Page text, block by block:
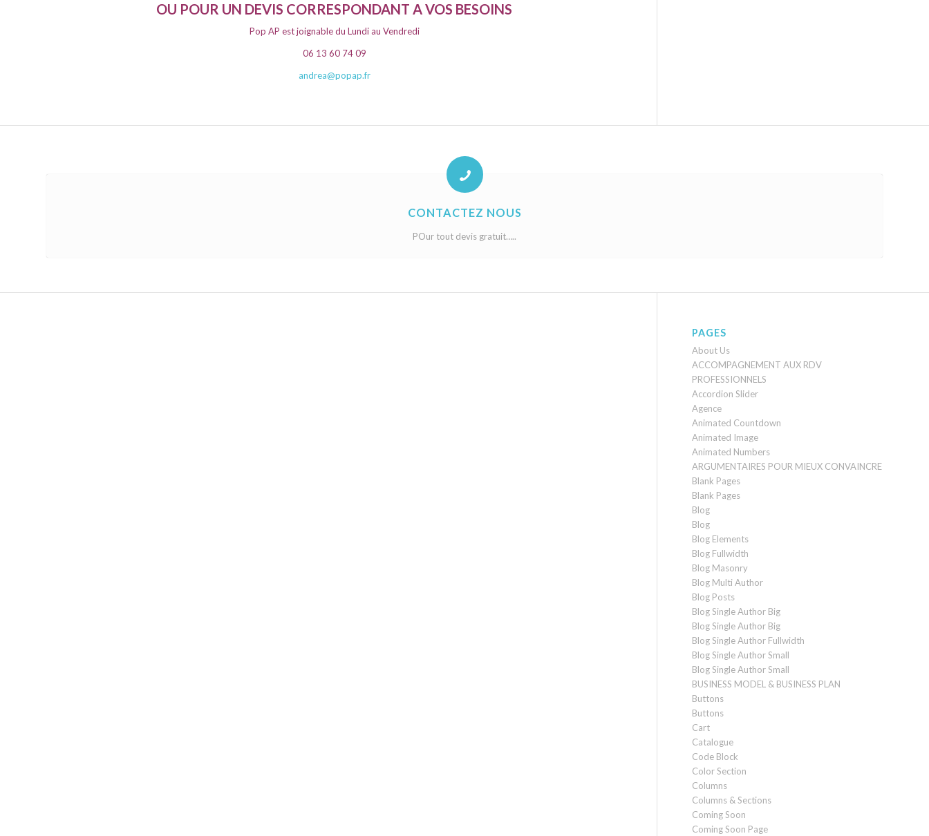
OU POUR UN DEVIS CORRESPONDANT A VOS BESOINS
Pop AP est joignable du Lundi au Vendredi
06 13 60 74 09
andrea@popap.fr
CONTACTEZ NOUS
POur tout devis gratuit…..
PAGES
About Us
ACCOMPAGNEMENT AUX RDV
PROFESSIONNELS
Accordion Slider
Agence
Animated Countdown
Animated Image
Animated Numbers
ARGUMENTAIRES POUR MIEUX CONVAINCRE
Blank Pages
Blank Pages
Blog
Blog
Blog Elements
Blog Fullwidth
Blog Masonry
Blog Multi Author
Blog Posts
Blog Single Author Big
Blog Single Author Big
Blog Single Author Fullwidth
Blog Single Author Small
Blog Single Author Small
BUSINESS MODEL & BUSINESS PLAN
Buttons
Buttons
Cart
Catalogue
Code Block
Color Section
Columns
Columns & Sections
Coming Soon
Coming Soon Page